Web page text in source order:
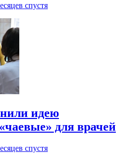
спустя
идею
для врачей
спустя